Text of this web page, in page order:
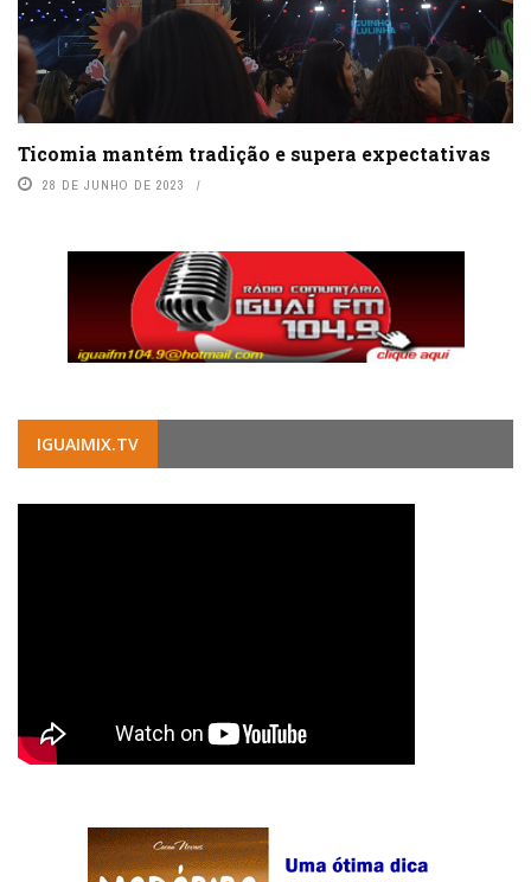
Ticomia mantém tradição e supera expectativas
28 DE JUNHO DE 2023
IGUAIMIX.TV